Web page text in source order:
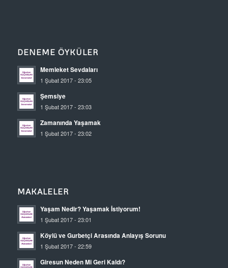
DENEME ÖYKÜLER
Memleket Sevdaları
1 Şubat 2017 - 23:05
Şemsiye
1 Şubat 2017 - 23:03
Zamanında Yaşamak
1 Şubat 2017 - 23:02
MAKALELER
Yaşam Nedir? Yaşamak İstiyorum!
1 Şubat 2017 - 23:01
Köylü ve Gurbetçi Arasında Anlayış Sorunu
1 Şubat 2017 - 22:59
Giresun Neden Mi Geri Kaldı?